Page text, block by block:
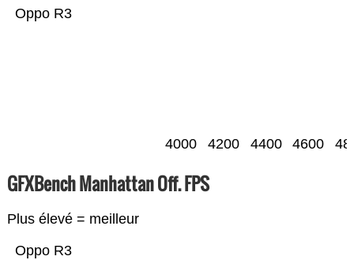
Oppo R3
4000 4200 4400 4600
GFXBench Manhattan Off. FPS
Plus élevé = meilleur
Oppo R3